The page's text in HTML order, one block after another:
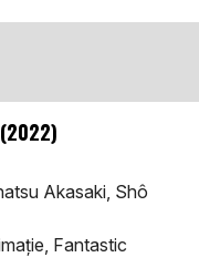
Akasaki, Shô
Fantastic